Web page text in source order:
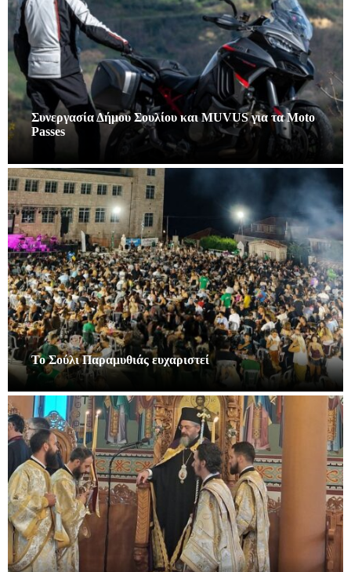
Συνεργασία Δήμου Σουλίου και MUVUS για τα Moto
Passes
Το Σούλι Παραμυθιάς ευχαριστεί